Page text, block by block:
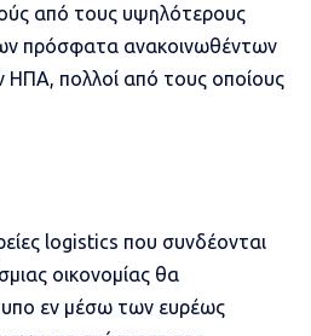
από τους υψηλότερους
πρόσφατα ανακοινωθέντων
πολλοί από τους οποίους
logistics που συνδέονται
οικονομίας θα
εν μέσω των ευρέως